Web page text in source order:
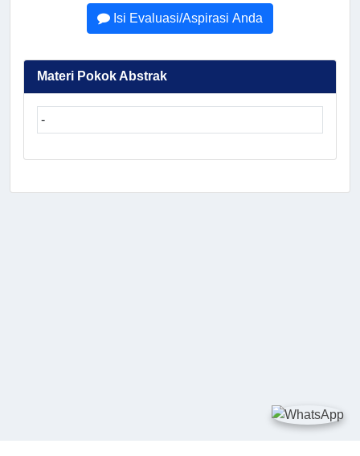
Isi Evaluasi/Aspirasi Anda
Materi Pokok Abstrak
-